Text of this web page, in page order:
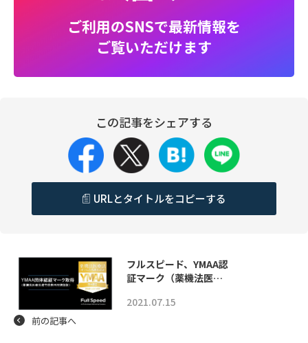
ご利用のSNSで最新情報を
ご覧いただけます
この記事をシェアする
URLとタイトルをコピーする
フルスピード、YMAA認
証マーク（薬機法医…
2021.07.15
前の記事へ